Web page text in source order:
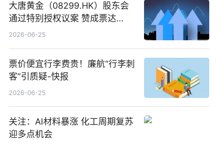
大唐黄金（08299.HK）股东会
通过特别授权议案 赞成票达
100%_新动态
2026-06-25
票价便宜行李费贵！廉航“行李刺
客”引质疑-快报
2026-06-25
关注：AI材料暴涨 化工周期复苏
迎多点机会